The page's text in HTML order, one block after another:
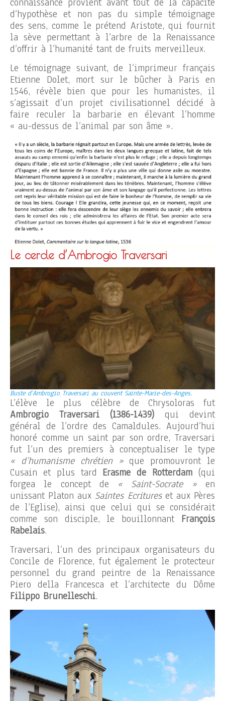
connaissance provient avant tout de la capacité
d’hypothèse et non pas du simple témoignage
des sens, comme le prétend Aristote, qui fournit
la sève permettant à l’arbre de la Renaissance
d’offrir à l’humanité tant de fruits merveilleux.
Le témoignage suivant, de l’imprimeur français
Etienne Dolet, mort sur le bûcher à Paris en
1546, révèle bien que pour les humanistes, il
s’agissait d’un projet civilisationnel décidé à
faire reculer la barbarie en élevant l’homme
« au-dessus de l’animal par son âme ».
Le cercle d’Ambrogio Traversari
Buste d’Ambrogio Traversari au couvent Sainte-Marie-des-Anges.
L’élève le plus célèbre de Chrysoloras fut
Ambrogio Traversari (1386-1439) qui devint
général de l’ordre des Camaldules. Aujourd’hui
honoré comme un saint par son ordre, Traversari
fut l’un des premiers à conceptualiser le type
« d’humanisme chrétien »que promouvront le
Cusain et plus tard Erasme de Rotterdam (qui
forgea le concept de « Saint-Socrate »en
unissant Platon aux Saintes Ecritureset aux Pères
de l’Eglise), ainsi que celui qui se considérait
comme son disciple, le bouillonnant François
Rabelais.
Traversari, l’un des principaux organisateurs du
Concile de Florence, fut également le protecteur
personnel du grand peintre de la Renaissance
Piero della Francesca et l’architecte du Dôme
Filippo Brunelleschi.